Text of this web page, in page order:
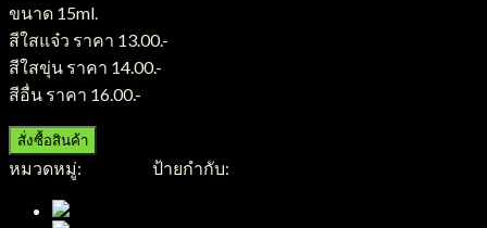
ขนาด 15ml.
สีใสแจ๋ว ราคา 13.00.-
สีใสขุ่น ราคา 14.00.-
สีอื่น ราคา 16.00.-
สั่งซื้อสินค้า
หมวดหมู่: ป้ายกำกับ: